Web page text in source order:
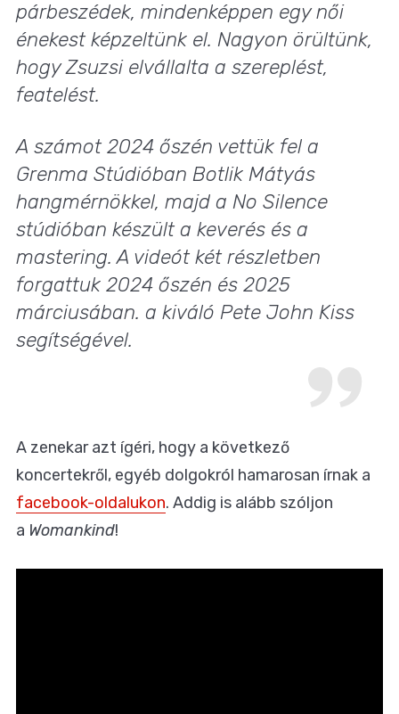
párbeszédek, mindenképpen egy női
énekest képzeltünk el. Nagyon örültünk,
hogy Zsuzsi elvállalta a szereplést,
featelést.
A számot 2024 őszén vettük fel a
Grenma Stúdióban Botlik Mátyás
hangmérnökkel, majd a No Silence
stúdióban készült a keverés és a
mastering. A videót két részletben
forgattuk 2024 őszén és 2025
márciusában. a kiváló Pete John Kiss
segítségével.
A zenekar azt ígéri, hogy a következő
koncertekről, egyéb dolgokról hamarosan írnak a
facebook-oldalukon. Addig is alább szóljon
a Womankind!